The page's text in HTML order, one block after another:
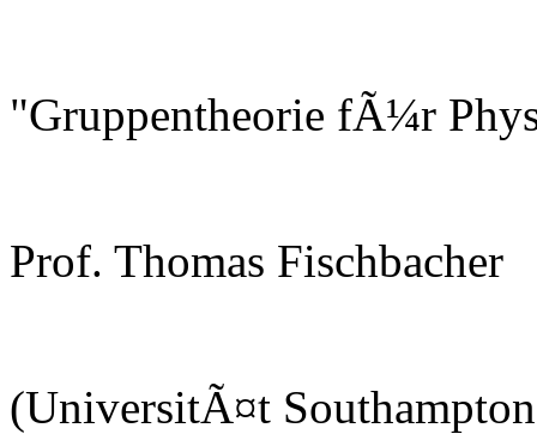
"Gruppentheorie fÃ¼r
Prof. Thomas Fischbacher
(UniversitÃ¤t